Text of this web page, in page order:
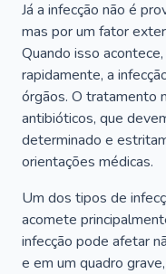
Já a infecção não é
mas por um fator
Quando isso
rapidamente, a
órgãos. O tratamento
antibióticos, que
determinado e
orientações médicas.
Um dos tipos de
acomete
infecção pode afetar
e em um quadro